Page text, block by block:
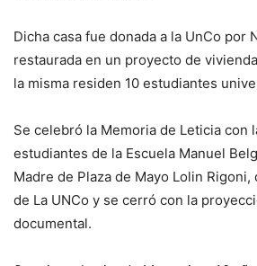
Dicha casa fue donada a la UnCo por
restaurada en un proyecto de
la misma residen 10 estudiantes
Se celebró la Memoria de Leticia con
estudiantes de la Escuela Manuel
Madre de Plaza de Mayo Lolin
de La UNCo y se cerró con la
documental.